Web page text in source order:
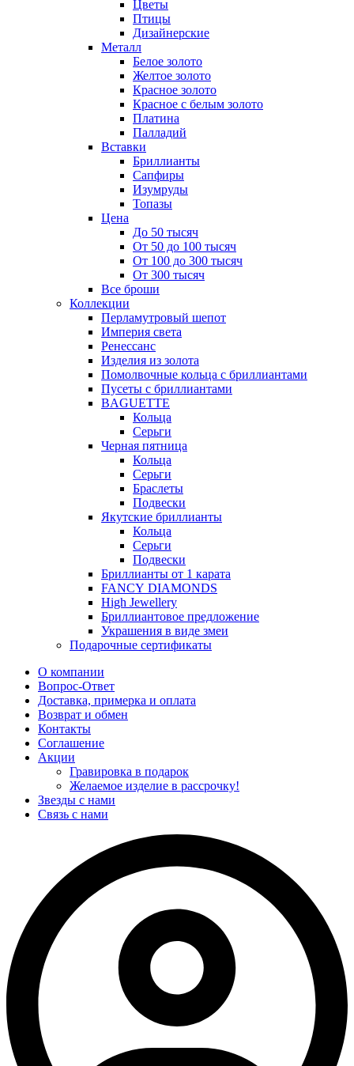
Цветы
Птицы
Дизайнерские
Металл
Белое золото
Желтое золото
Красное золото
Красное с белым золото
Платина
Палладий
Вставки
Бриллианты
Сапфиры
Изумруды
Топазы
Цена
До 50 тысяч
От 50 до 100 тысяч
От 100 до 300 тысяч
От 300 тысяч
Все броши
Коллекции
Перламутровый шепот
Империя света
Ренессанс
Изделия из золота
Помолвочные кольца с бриллиантами
Пусеты с бриллиантами
BAGUETTE
Кольца
Серьги
Черная пятница
Кольца
Серьги
Браслеты
Подвески
Якутские бриллианты
Кольца
Серьги
Подвески
Бриллианты от 1 карата
FANCY DIAMONDS
High Jewellery
Бриллиантовое предложение
Украшения в виде змеи
Подарочные сертификаты
О компании
Вопрос-Ответ
Доставка, примерка и оплата
Возврат и обмен
Контакты
Соглашение
Акции
Гравировка в подарок
Желаемое изделие в рассрочку!
Звезды с нами
Связь с нами